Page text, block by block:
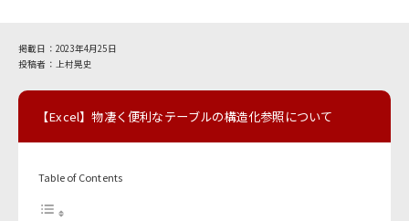
2023年4月25日
上村晃史
【Excel】物凄く便利なテーブルの構造化参照について
Table of Contents